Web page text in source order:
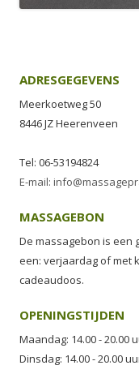
ADRESGEGEVENS
Meerkoetweg 50
8446 JZ Heerenveen
Tel: 06-53194824
E-mail:
MASSAGEBON
De massagebon is een
een: verjaardag of met
cadeaudoos.
OPENINGSTIJDEN
Maandag: 14.00 - 20.00
Dinsdag: 14.00 - 20.00